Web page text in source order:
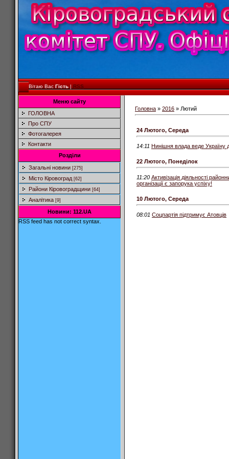
Вітаю Вас Гість|RSS
Меню сайту
ГОЛОВНА
Про СПУ
Фотогалерея
Контакти
Розділи
Загальні новини [275]
Місто Кіровоград [62]
Райони Кіровоградщини [64]
Аналітика [9]
Новини: 112.UA
RSS feed has not correct syntax.
Головна » 2016 » Лютий
24 Лютого, Середа
14:11 Нинішня влада веде Україну
22 Лютого, Понеділок
11:20 Активізація діяльності
організації є запорука успіху!
10 Лютого, Середа
08:01 Соцпартія підтримує Атовців